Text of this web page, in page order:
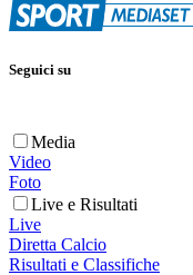
Seguici su
Media
Video
Foto
Live e Risultati
Live
Diretta Calcio
Risultati e Classifiche